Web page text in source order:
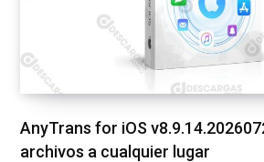
AnyTrans for iOS
archivos a cualquier lugar